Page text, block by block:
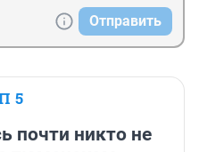
Отправить
5
почти никто не